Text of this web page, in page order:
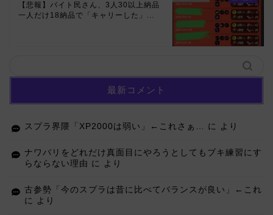
【悲報】バイト民さん、3人30以上納品
一人だけ18納品で「キャリーした」...
最新コメント
スプラ界隈「XP2000は弱い」←これさぁ… に より
ナワバリをどれだけ真面目にやろうとしてもブキ練習にす
らならない理由 に より
古参勢「今のスプラは昔に比べてバランスが良い」←これ
に より